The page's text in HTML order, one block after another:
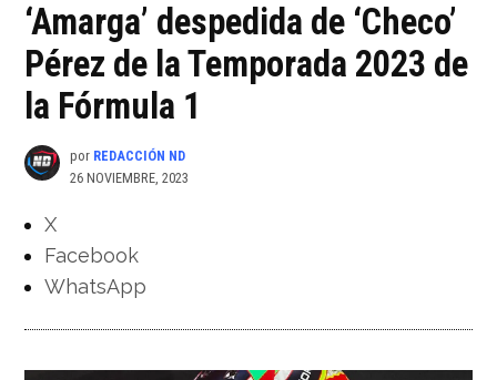
‘Amarga’ despedida de ‘Checo’
Pérez de la Temporada 2023 de
la Fórmula 1
por REDACCIÓN ND
26 NOVIEMBRE, 2023
X
Facebook
WhatsApp